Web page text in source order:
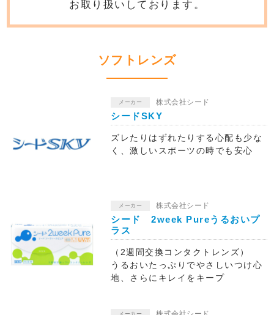
お取り扱いしております。
ソフトレンズ
メーカー 株式会社シード
シードSKY
ズレたりはずれたりする心配も少な
く、激しいスポーツの時でも安心
メーカー 株式会社シード
シード 2week Pureうるおいプ
ラス
（2週間交換コンタクトレンズ）
うるおいたっぷりでやさしいつけ心
地、さらにキレイをキープ
メーカー